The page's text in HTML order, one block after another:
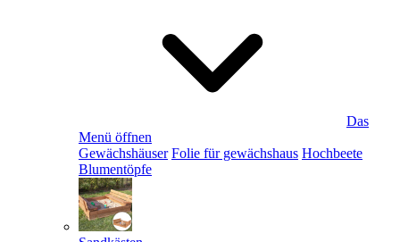
Das
Menü öffnen
Gewächshäuser Folie für gewächshaus Hochbeete
Blumentöpfe